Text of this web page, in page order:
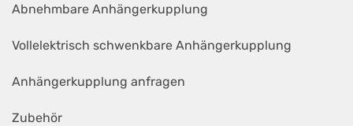
Abnehmbare Anhängerkupplung
Vollelektrisch schwenkbare Anhängerkupplung
Anhängerkupplung anfragen
Zubehör